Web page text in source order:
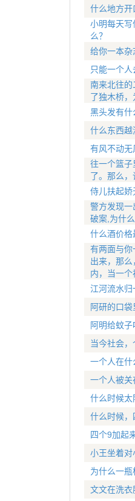
什么地方开
小明每天写
么？
给你一本杂
只能一个人
南来北往的
了独木桥，
黑头发有什
什么东西越
有风不动无
往一个篮子
了。那么
侍儿扶起娇
警方发现一
破案,为什么
什么酒价格
有两面与你
出来，那
内，当一个
江河流水归
阿研的口
阿明给蚊
当今社会
一个人在什
一个人被关
什么时候太
什么时候，
四个9加起
小王坐着对
为什么一
文文在洗衣